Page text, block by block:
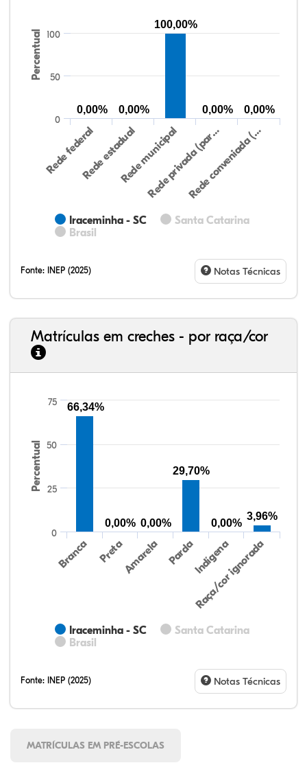
Percentual
Iraceminha - SC
Santa Catarina
Brasil
Rede federalRede estadualRede municipal
Rede privada (par…Rede conveniada (…
0
50
100
0,00% 0,00%
100,00%
0,00% 0,00%
Fonte: INEP (2025) Notas Técnicas
Matrículas em creches - por raça/cor
Percentual
Iraceminha - SC
Santa Catarina
Brasil
Branca PretaAmarela PardaIndígena
Raça/cor ignorada
0
25
50
75 66,34%
0,00% 0,00%
29,70%
0,00%
3,96%
Fonte: INEP (2025) Notas Técnicas
MATRÍCULAS EM PRÉ-ESCOLAS
76,13%
4,31%
0,27%
18,65%
0,43%
0,21%
33,06%
7,95%
0,46%
55,81%
1,22%
1,50%